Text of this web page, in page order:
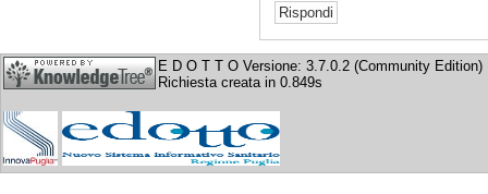
E D O T T O Versione: 3.7.0.2 (Community Edition)
Richiesta creata in 0.849s